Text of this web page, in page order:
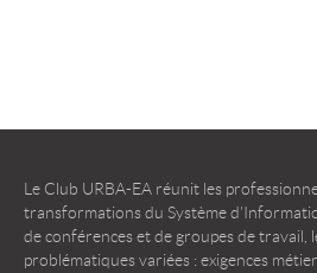
Le Club URBA-EA réunit les
transformations du Système
de conférences et de groupes de travail,
problématiques variées : exigences